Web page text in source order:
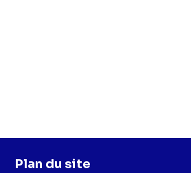
Plan du site